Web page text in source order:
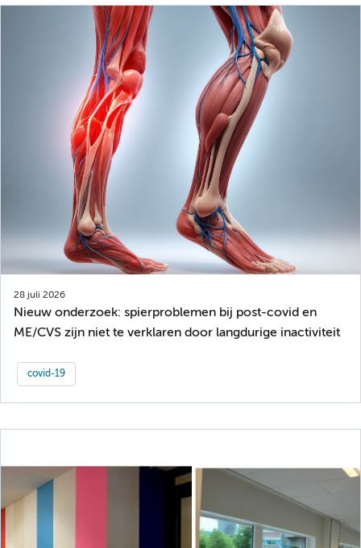
28 juli 2026
Nieuw onderzoek: spierproblemen bij post-covid en
ME/CVS zijn niet te verklaren door langdurige inactiviteit
covid-19